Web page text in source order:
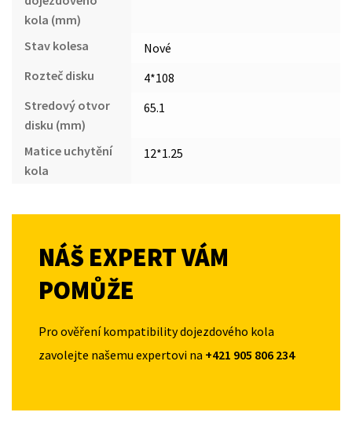
kola (mm)
Stav kolesa
Nové
Rozteč disku
4*108
Stredový otvor
disku (mm)
65.1
Matice uchytění
kola
12*1.25
NÁŠ EXPERT VÁM
POMŮŽE
Pro ověření kompatibility dojezdového kola
zavolejte našemu expertovi na +421 905 806 234